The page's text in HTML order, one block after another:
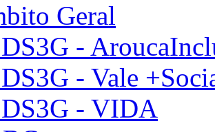
Geral
-
- Vale
- VIDA